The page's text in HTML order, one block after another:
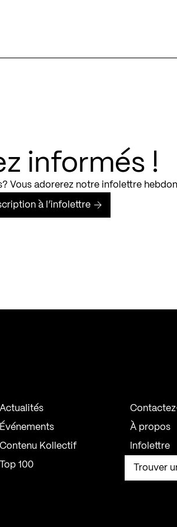
informés !
Vous adorerez notre infolettre
à l’infolettre
Actualités
Événements
Contenu Kollectif
Top 100
À propos
Infolettre
Trouver